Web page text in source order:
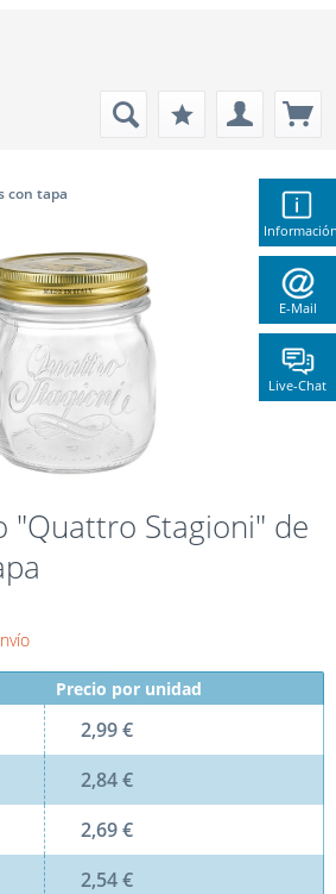
E-Mail
Live-Chat
con tapa
"Quattro Stagioni" de
Precio por unidad
2,99 €
2,84 €
2,69 €
2,54 €